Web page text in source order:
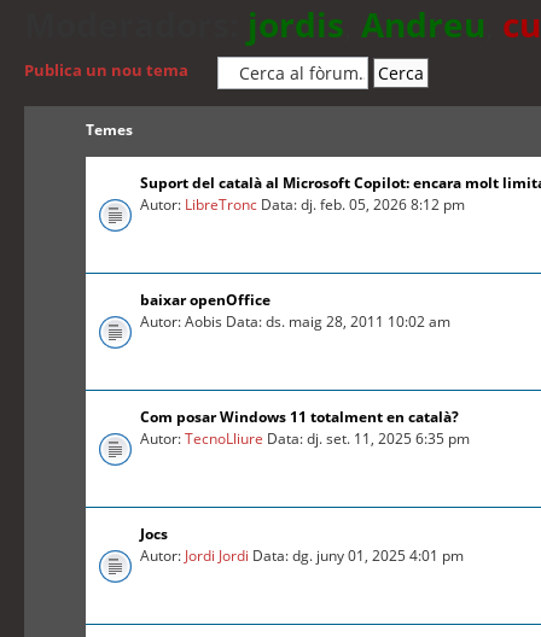
jordis Andreu
Publica un nou tema
Temes
Suport del català al Microsoft Copilot: encara molt
Autor: LibreTronc Data: dj. feb. 05, 2026 8:12 pm
baixar openOffice
Autor: Aobis Data: ds. maig 28, 2011 10:02 am
Com posar Windows 11 totalment en català?
Autor:TecnoLliure Data: dj. set. 11, 2025 6:35 pm
Jocs
Autor: Jordi Jordi Data: dg. juny 01, 2025 4:01 pm